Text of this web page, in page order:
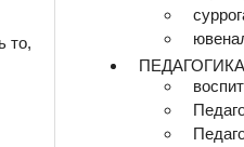
то,
ПЕДАГОГИКА